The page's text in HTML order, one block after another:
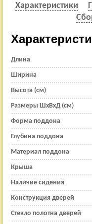
Характеристики
Длина
Ширина
Высота (см)
Размеры ШхВхД (см)
Форма поддона
Глубина поддона
Материал поддона
Крыша
Наличие сидения
Конструкция дверей
Стекло полотна дверей